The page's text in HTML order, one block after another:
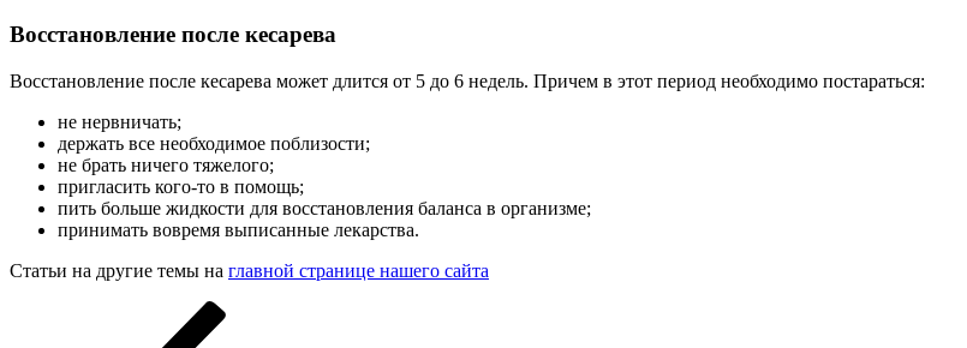
Восстановление после кесарева
Восстановление после кесарева может длится от 5 до 6 недель. Причем в этот период необходимо постараться:
не нервничать;
держать все необходимое поблизости;
не брать ничего тяжелого;
пригласить кого-то в помощь;
пить больше жидкости для восстановления баланса в организме;
принимать вовремя выписанные лекарства.
Статьи на другие темы на главной странице нашего сайта